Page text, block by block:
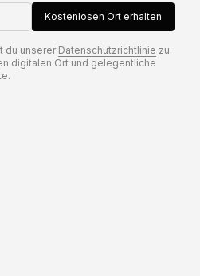
Kostenlosen Ort erhalten
du unserer Datenschutzrichtlinie zu.
digitalen Ort und gelegentliche